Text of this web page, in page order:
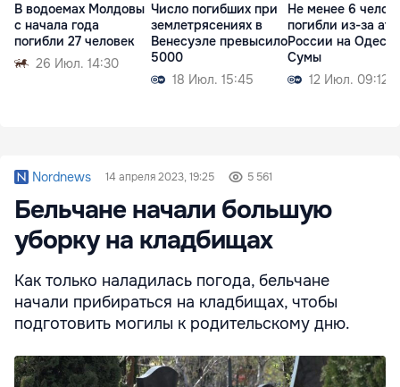
В водоемах Молдовы
с начала года
погибли 27 человек
26 Июл. 14:30
Число погибших при
землетрясениях в
Венесуэле превысило
5000
18 Июл. 15:45
Не менее 6
погибли из-за
России на
Сумы
12 Июл. 09:12
Nordnews 14 апреля 2023, 19:25 5 561
Бельчане начали большую
уборку на кладбищах
Как только наладилась погода, бельчане
начали прибираться на кладбищах, чтобы
подготовить могилы к родительскому дню.